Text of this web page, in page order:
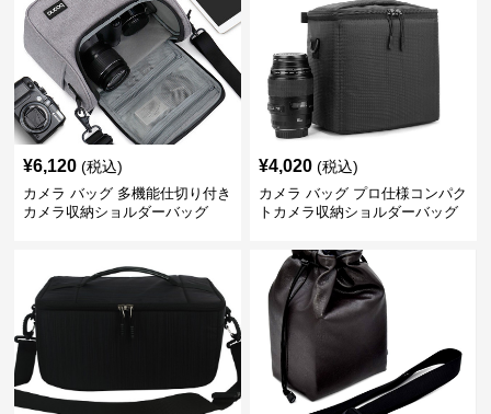
¥6,120 (税込)
カメラ バッグ 多機能仕切り付き
カメラ収納ショルダーバッグ
¥4,020 (税込)
カメラ バッグ プロ仕様コンパク
トカメラ収納ショルダーバッグ